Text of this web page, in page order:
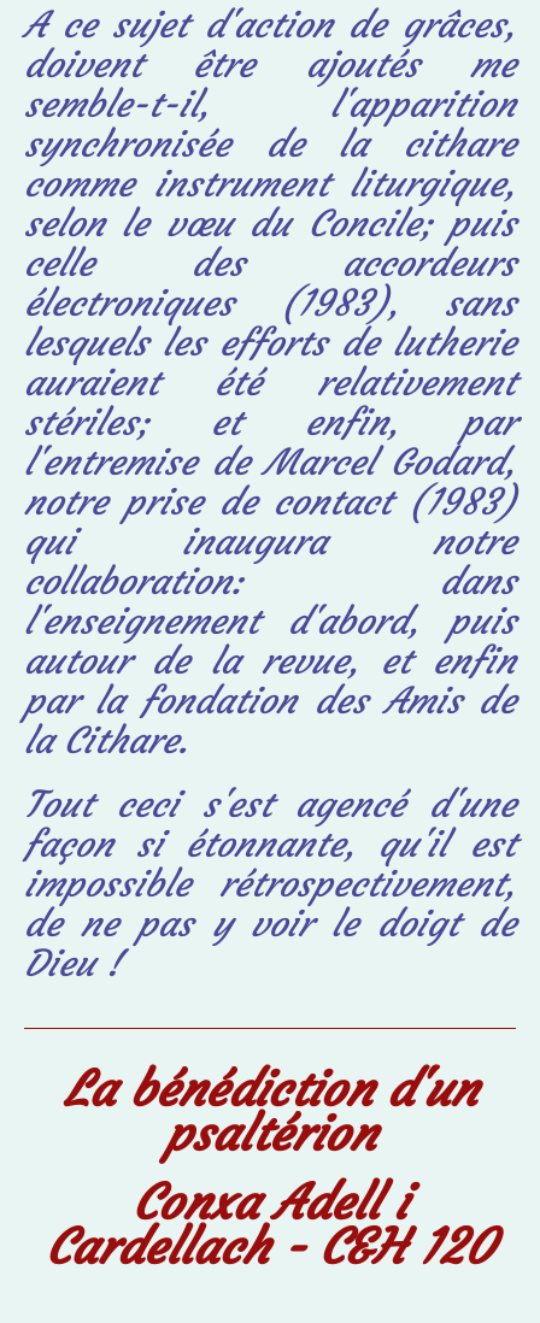
A ce sujet d'action de grâces,
doivent être ajoutés me
semble-t-il, l'apparition
synchronisée de la cithare
comme instrument liturgique,
selon le vœu du Concile; puis
celle des accordeurs
électroniques (1983), sans
lesquels les efforts de lutherie
auraient été relativement
stériles; et enfin, par
l'entremise de Marcel Godard,
notre prise de contact (1983)
qui inaugura notre
collaboration: dans
l'enseignement d'abord, puis
autour de la revue, et enfin
par la fondation des Amis de
la Cithare.
Tout ceci s'est agencé d'une
façon si étonnante, qu'il est
impossible rétrospectivement,
de ne pas y voir le doigt de
Dieu !
La bénédiction d'un
psaltérion
Conxa Adell i
Cardellach - C&H 120